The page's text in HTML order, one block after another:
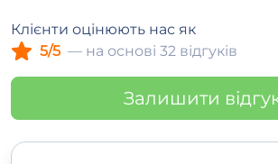
Клієнти оцінюють нас як
5/5 — на основі 32 відгуків
Залишити